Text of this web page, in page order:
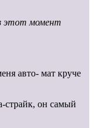
этот момент
авто- мат круче
страйк, он самый